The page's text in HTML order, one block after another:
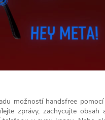
možností handsfree pomocí
zprávy, zachycujte obsah